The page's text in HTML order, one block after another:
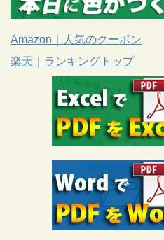
Amazon｜人気のクーポン
楽天｜ランキングトップ